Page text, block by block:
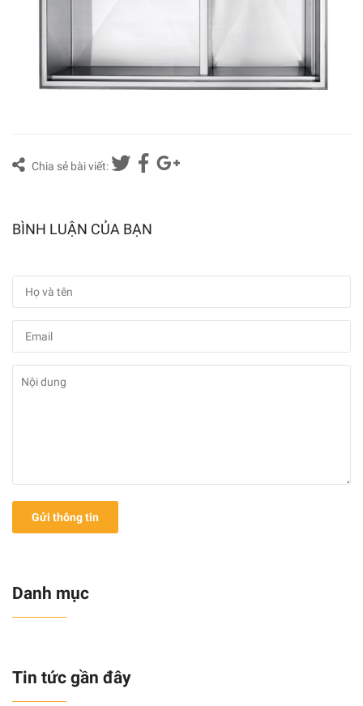
Chia sẻ bài viết:
BÌNH LUẬN CỦA BẠN
Gửi thông tin
Danh mục
Tin tức gần đây